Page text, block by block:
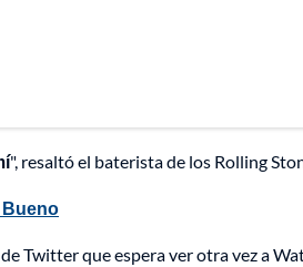
", resaltó el baterista de los Rolling
Bueno
Twitter que espera ver otra vez a